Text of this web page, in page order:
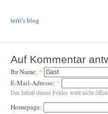
tetti's blog
Auf Kommentar
Ihr Name: *
E-Mail-Adresse: *
Der Inhalt dieses Feldes wird nicht
Homepage: